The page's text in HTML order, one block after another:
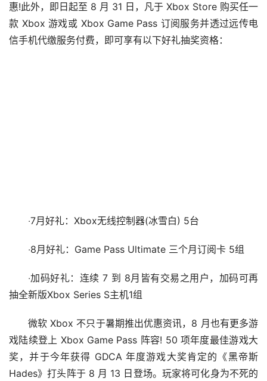
惠!此外，即日起至 8 月 31 日，凡于 Xbox Store 购买任一
款 Xbox 游戏或 Xbox Game Pass 订阅服务并透过远传电
信手机代缴服务付费，即可享有以下好礼抽奖资格：
‧7月好礼：Xbox无线控制器(冰雪白) 5台
‧8月好礼：Game Pass Ultimate 三个月订阅卡 5组
‧加码好礼：连续 7 到 8月皆有交易之用户，加码可再
抽全新版Xbox Series S主机1组
微软 Xbox 不只于暑期推出优惠资讯，8 月也有更多游
戏陆续登上 Xbox Game Pass 阵容! 50 项年度最佳游戏大
奖，并于今年获得 GDCA 年度游戏大奖肯定的《黑帝斯
Hades》打头阵于 8 月 13 日登场。玩家将可化身为不死的